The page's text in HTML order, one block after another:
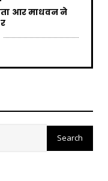
आर माधवन ने
में Ropeway पर